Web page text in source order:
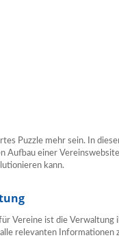
Puzzle mehr sein. In
Aufbau einer
kann.
Vereine ist die Verwaltung
relevanten